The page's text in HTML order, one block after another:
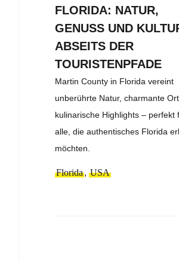
FLORIDA: NATUR,
GENUSS UND
ABSEITS DER
TOURISTENPFADE
Martin County in Florida vereint
unberührte Natur, charmante
kulinarische Highlights – perfekt
alle, die authentisches Florida
möchten.
Florida,USA